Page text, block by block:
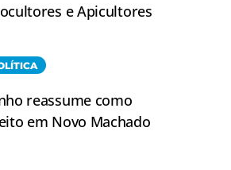
e Apicultores
reassume como
em Novo Machado